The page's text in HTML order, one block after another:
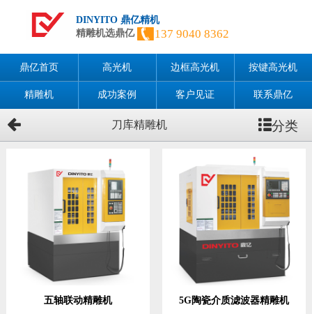
DINYITO 鼎亿精机
精雕机选鼎亿
137 9040 8362
鼎亿首页 高光机 边框高光机 按键高光机
精雕机 成功案例 客户见证 联系鼎亿
刀库精雕机 分类
五轴联动精雕机 5G陶瓷介质滤波器精雕机